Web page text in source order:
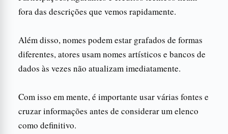
fora das descrições que vemos rapidamente.
Além disso, nomes podem estar grafados de formas
diferentes, atores usam nomes artísticos e bancos de
dados às vezes não atualizam imediatamente.
Com isso em mente, é importante usar várias fontes e
cruzar informações antes de considerar um elenco
como definitivo.